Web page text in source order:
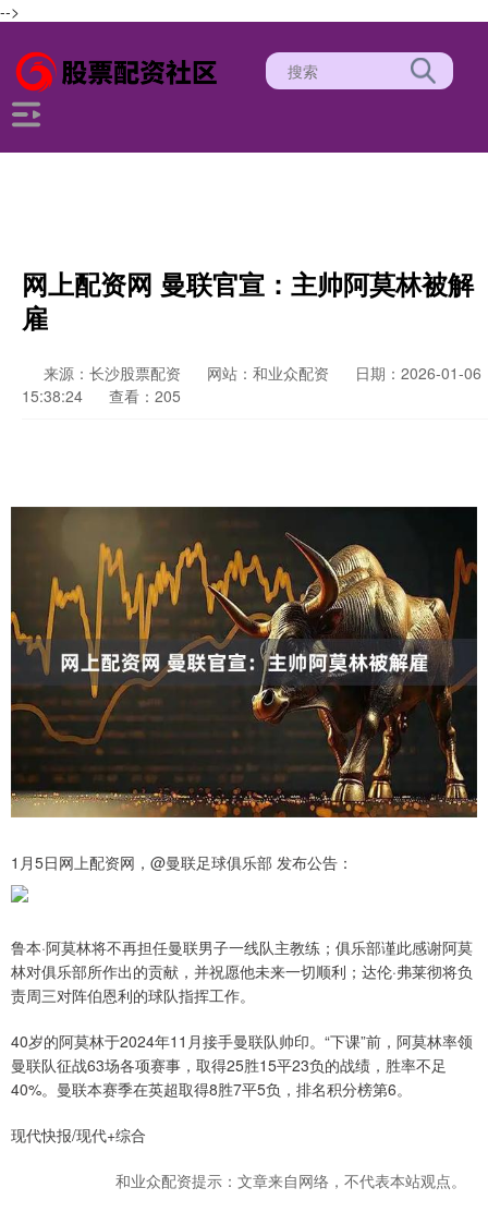
-->
网上配资网 曼联官宣：主帅阿莫林被解
雇
来源：长沙股票配资 网站：和业众配资
日期：2026-01-06
15:38:24
查看：205
1月5日网上配资网，@曼联足球俱乐部 发布公告：
鲁本·阿莫林将不再担任曼联男子一线队主教练；俱乐部谨此感谢阿莫
林对俱乐部所作出的贡献，并祝愿他未来一切顺利；达伦·弗莱彻将负
责周三对阵伯恩利的球队指挥工作。
40岁的阿莫林于2024年11月接手曼联队帅印。“下课”前，阿莫林率领
曼联队征战63场各项赛事，取得25胜15平23负的战绩，胜率不足
40%。曼联本赛季在英超取得8胜7平5负，排名积分榜第6。
现代快报/现代+综合
和业众配资提示：文章来自网络，不代表本站观点。